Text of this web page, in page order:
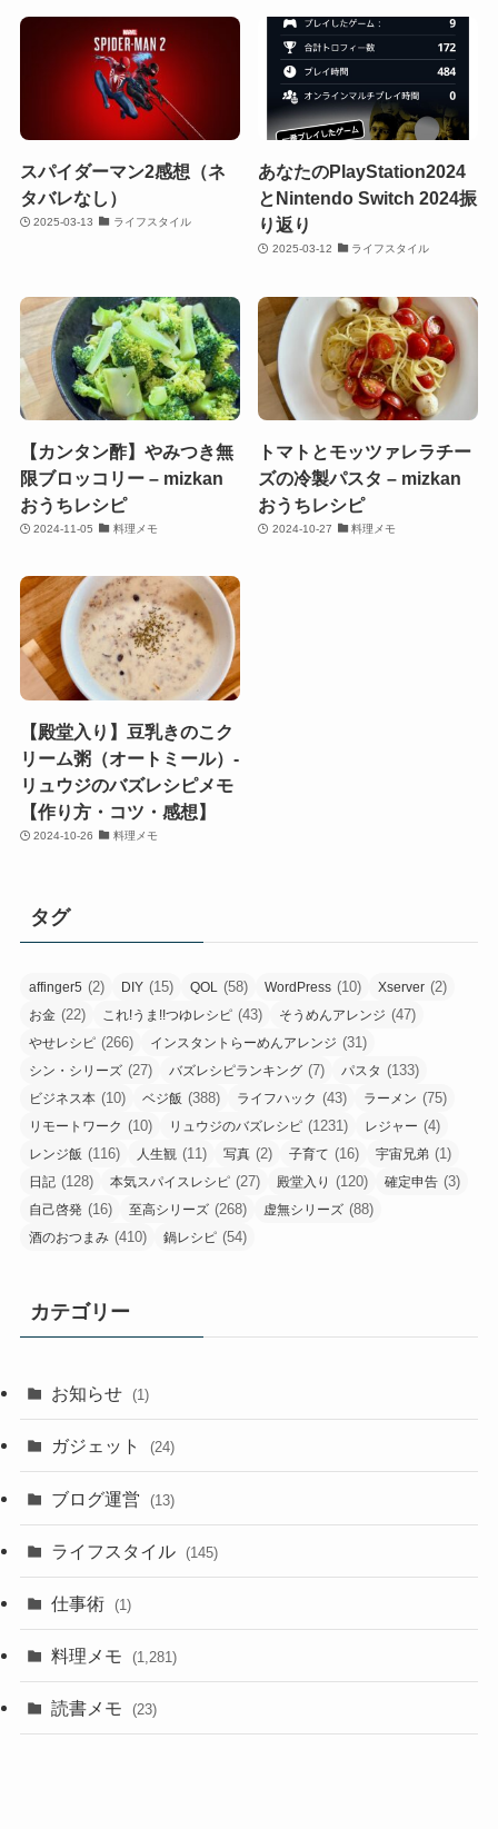
スパイダーマン2感想（ネ
タバレなし）
2025-03-13 ライフスタイル
あなたのPlayStation2024
とNintendo Switch 2024振
り返り
2025-03-12 ライフスタイル
【カンタン酢】やみつき無
限ブロッコリー – mizkan
おうちレシピ
2024-11-05 料理メモ
トマトとモッツァレラチー
ズの冷製パスタ – mizkan
おうちレシピ
2024-10-27 料理メモ
【殿堂入り】豆乳きのこク
リーム粥（オートミール）-
リュウジのバズレシピメモ
【作り方・コツ・感想】
2024-10-26 料理メモ
タグ
affinger5 (2) DIY (15) QOL (58) WordPress (10) Xserver (2)
お金 (22) これ!うま!!つゆレシピ (43) そうめんアレンジ (47)
やせレシピ (266) インスタントらーめんアレンジ (31)
シン・シリーズ (27) バズレシピランキング (7) パスタ (133)
ビジネス本 (10) ベジ飯 (388) ライフハック (43) ラーメン (75)
リモートワーク (10) リュウジのバズレシピ (1231) レジャー (4)
レンジ飯 (116) 人生観 (11) 写真 (2) 子育て (16) 宇宙兄弟 (1)
日記 (128) 本気スパイスレシピ (27) 殿堂入り (120) 確定申告 (3)
自己啓発 (16) 至高シリーズ (268) 虚無シリーズ (88)
酒のおつまみ (410) 鍋レシピ (54)
カテゴリー
お知らせ (1)
ガジェット (24)
ブログ運営 (13)
ライフスタイル (145)
仕事術 (1)
料理メモ (1,281)
読書メモ (23)